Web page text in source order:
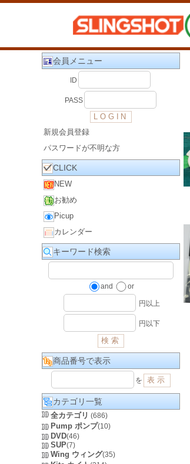
会員メニュー
ID
PASS
新規会員登録
パスワードが不明な方
CLICK
NEW
お勧め
Picup
カレンダー
キーワード検索
and or
円以上
円以下
商品番号で表示
を
カテゴリ一覧
全カテゴリ (686)
Pump ポンプ(10)
DVD(46)
SUP(7)
Wing ウィング(35)